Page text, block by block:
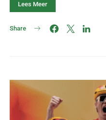
Lees Meer
Share